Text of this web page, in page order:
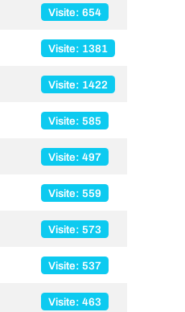
Visite: 654
Visite: 1381
Visite: 1422
Visite: 585
Visite: 497
Visite: 559
Visite: 573
Visite: 537
Visite: 463